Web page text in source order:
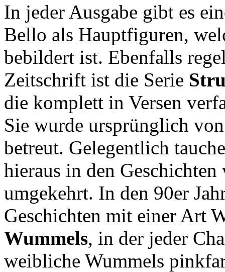
In jeder Ausgabe gibt es
Bello als Hauptfiguren,
bebildert ist. Ebenfalls
Zeitschrift ist die Serie
die komplett in Versen
Sie wurde ursprünglich
betreut. Gelegentlich
hieraus in den
umgekehrt. In den 90er
Geschichten mit einer Art
Wummels, in der jeder
weibliche Wummels